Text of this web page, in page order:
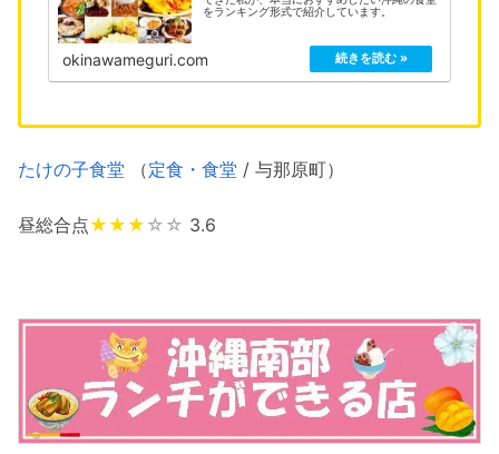
をランキング形式で紹介しています。
okinawameguri.com
たけの子食堂 （定食・食堂 / 与那原町）
昼総合点★★★ ☆☆ 3.6